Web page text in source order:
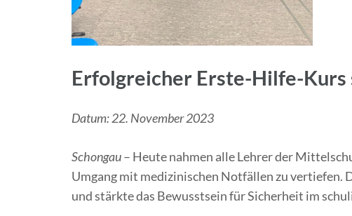
Erfolgreicher Erste-Hilfe-
Datum: 22. November 2023
Schongau– Heute nahmen alle Lehrer der
Umgang mit medizinischen Notfällen zu vertiefen.
und stärkte das Bewusstsein für Sicherheit im